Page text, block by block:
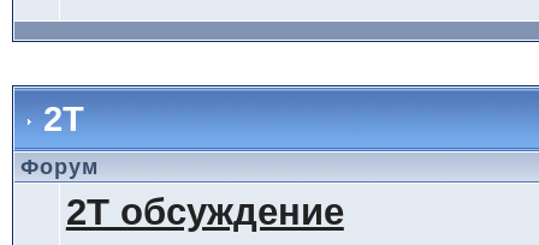
2Т
Форум
2Т обсуждение